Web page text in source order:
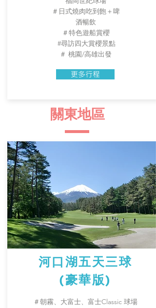
​＃日式燒肉吃到飽＋啤
酒暢飲
​＃特色遊船賞櫻
#尋訪四大賞櫻景點
＃ 桃園/高雄出發
更多行程
​關東地區
河口湖五天三球
(豪華版)
＃朝霧、大富士、富士Classic 球場